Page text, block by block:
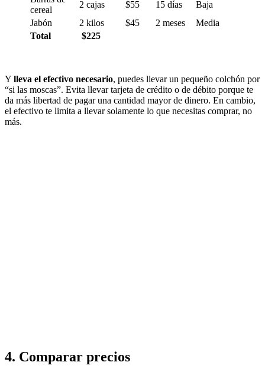
cereal
2 cajas $55 15 días
Baja
Jabón
2 kilos $45 2 meses
Media
Total
$225
Y lleva el efectivo necesario, puedes llevar un pequeño colchón por
“si las moscas”. Evita llevar tarjeta de crédito o de débito porque te
da más libertad de pagar una cantidad mayor de dinero. En cambio,
el efectivo te limita a llevar solamente lo que necesitas comprar, no
más.
4. Comparar precios